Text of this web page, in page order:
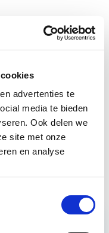
advertenties te
media te bieden
Ook delen we
site met onze
en analyse
dan eens
Start wo 16 sep
Start do 24 sep
Start wo 16 sep